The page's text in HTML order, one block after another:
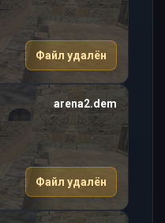
Файл удалён
arena2.dem
Файл удалён